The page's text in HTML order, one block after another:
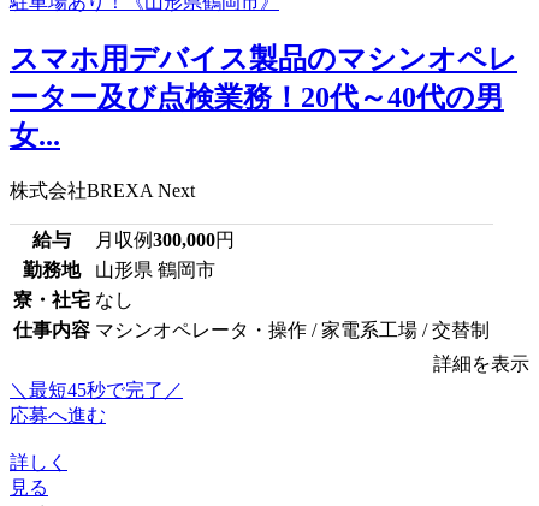
スマホ用デバイス製品のマシンオペレ
ーター及び点検業務！20代～40代の男
女...
株式会社BREXA Next
給与 月収例300,000円
勤務地
山形県 鶴岡市
寮・社宅 なし
仕事内容 マシンオペレータ・操作 / 家電系工場 / 交替制
詳細を表示
＼最短45秒で完了／
応募へ進む
詳しく
見る